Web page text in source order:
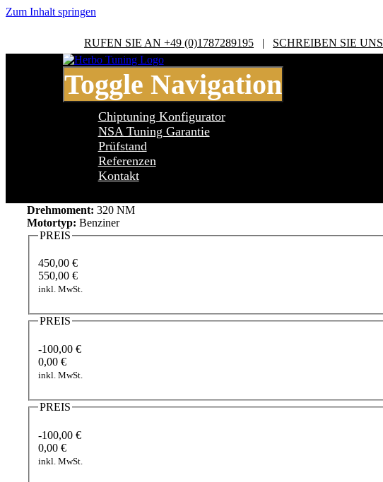
Zum Inhalt springen
RUFEN SIE AN +49 (0)1787289195 | SCHREIBEN SIE UNS
Toggle Navigation
Chiptuning Konfigurator
NSA Tuning Garantie
Prüfstand
Referenzen
Kontakt
Audi TT MK 2 8J TT MK2 (8J) 3.2 V6 24V
Drehmoment: 320 NM
Motortyp: Benziner
PREIS
450,00 €
550,00 €
inkl. MwSt.
PREIS
-100,00 €
0,00 €
inkl. MwSt.
PREIS
-100,00 €
0,00 €
inkl. MwSt.